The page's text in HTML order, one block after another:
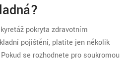
pokryta zdravotním
pojištění, platíte jen několik
se rozhodnete pro soukromou